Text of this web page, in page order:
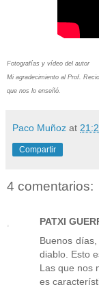
Fotografías y vídeo del autor
Mi agradecimiento al Prof.
que nos lo enseñó.
Paco Muñoz at
Compartir
4 comentarios:
PATXI
Buenos
diablo. Esto
Las que nos
es